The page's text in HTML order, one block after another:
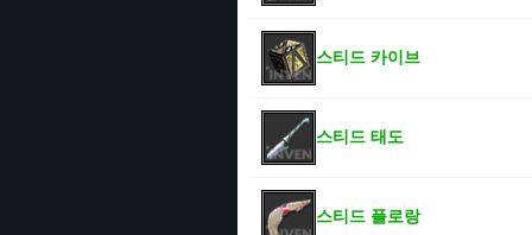
스티드 카이브
스티드 태도
스티드 플로랑